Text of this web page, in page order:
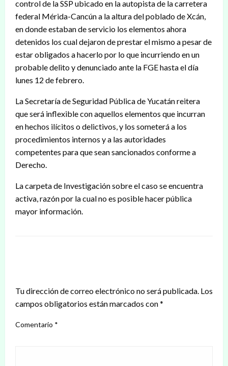
control de la SSP ubicado en la autopista de la carretera
federal Mérida-Cancún a la altura del poblado de Xcán,
en donde estaban de servicio los elementos ahora
detenidos los cual dejaron de prestar el mismo a pesar de
estar obligados a hacerlo por lo que incurriendo en un
probable delito y denunciado ante la FGE hasta el día
lunes 12 de febrero.
La Secretaría de Seguridad Pública de Yucatán reitera
que será inflexible con aquellos elementos que incurran
en hechos ilícitos o delictivos, y los someterá a los
procedimientos internos y a las autoridades
competentes para que sean sancionados conforme a
Derecho.
La carpeta de Investigación sobre el caso se encuentra
activa, razón por la cual no es posible hacer pública
mayor información.
Tu dirección de correo electrónico no será publicada. Los
campos obligatorios están marcados con*
Comentario *